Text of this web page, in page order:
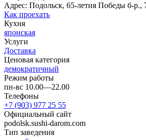
Адрес: Подольск, 65-летия Победы б-р.,
Как проехать
Кухня
японская
Услуги
Доставка
Ценовая категория
демократичный
Режим работы
пн-вс 10.00—22.00
Телефоны
+7 (903) 977 25 55
Официальный сайт
podolsk.sushi-darom.com
Тип заведения